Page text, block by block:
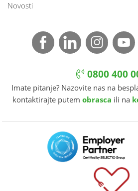
Novosti
0800 400
Imate pitanje? Nazovite nas na
kontaktirajte putem obrasca ili na